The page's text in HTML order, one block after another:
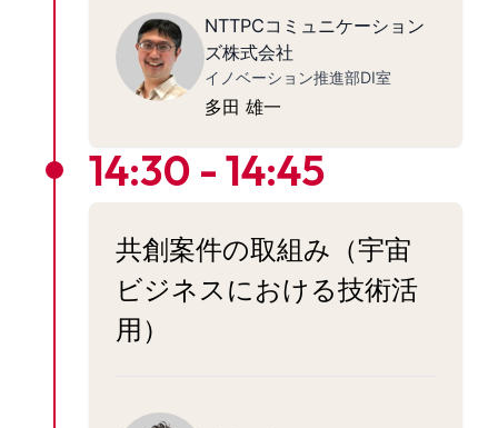
NTTPCコミュニケーション
ズ株式会社
イノベーション推進部DI室
多田 雄一
14:30 - 14:45
共創案件の取組み（宇宙
ビジネスにおける技術活
用）